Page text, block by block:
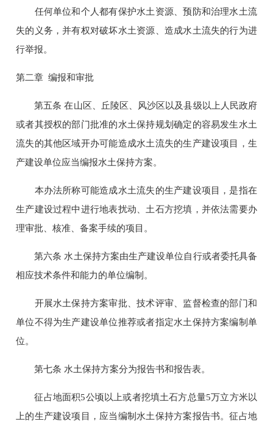
任何单位和个人都有保护水土资源、预防和治理水土流
失的义务，并有权对破坏水土资源、造成水土流失的行为进
行举报。
第二章 编报和审批
第五条 在山区、丘陵区、风沙区以及县级以上人民政府
或者其授权的部门批准的水土保持规划确定的容易发生水土
流失的其他区域开办可能造成水土流失的生产建设项目，生
产建设单位应当编报水土保持方案。
本办法所称可能造成水土流失的生产建设项目，是指在
生产建设过程中进行地表扰动、土石方挖填，并依法需要办
理审批、核准、备案手续的项目。
第六条 水土保持方案由生产建设单位自行或者委托具备
相应技术条件和能力的单位编制。
开展水土保持方案审批、技术评审、监督检查的部门和
单位不得为生产建设单位推荐或者指定水土保持方案编制单
位。
第七条 水土保持方案分为报告书和报告表。
征占地面积5公顷以上或者挖填土石方总量5万立方米以
上的生产建设项目，应当编制水土保持方案报告书。征占地